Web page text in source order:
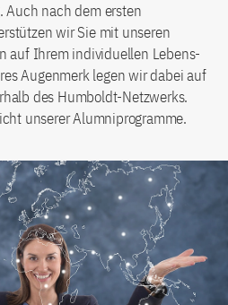
Auch nach dem ersten
wir Sie mit unseren
auf Ihrem individuellen Lebens-
Augenmerk legen wir dabei auf
des Humboldt-Netzwerks.
unserer Alumniprogramme.